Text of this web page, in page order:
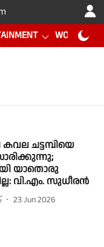
WORLD CUP
കവല ചട്ടമ്പിയെ
യാതൊരു
വി.എം. സുധീരൻ
23 Jun 2026